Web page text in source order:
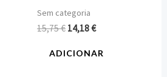
Sem categoria
15,75€ 14,18€
ADICIONAR